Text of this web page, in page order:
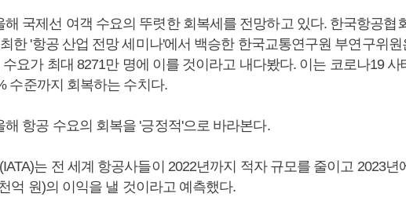
해 국제선 여객 수요의 뚜렷한 회복세를 전망하고 있다. 한국항공협
한 '항공 산업 전망 세미나'에서 백승한 한국교통연구원 부연구위원
요가 최대 8271만 명에 이를 것이라고 내다봤다. 이는 코로나19 사
수준까지 회복하는 수치다.
해 항공 수요의 회복을 '긍정적'으로 바라본다.
는 전 세계 항공사들이 2022년까지 적자 규모를 줄이고 2023년
억 원)의 이익을 낼 것이라고 예측했다.